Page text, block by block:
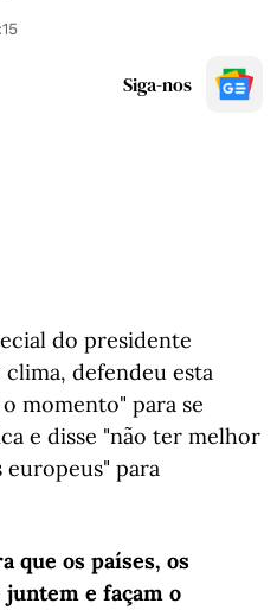
Siga-nos
do presidente
defendeu esta
momento" para se
e disse "não ter melhor
europeus" para
que os países, os
juntem e façam o